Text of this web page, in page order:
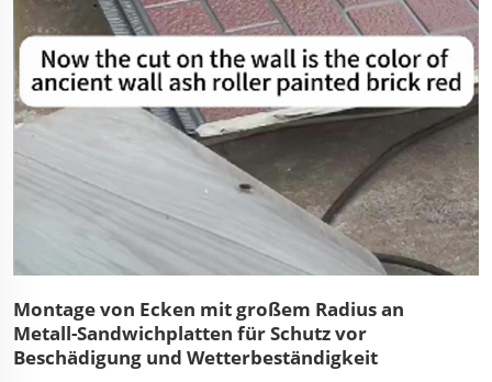
für verschiedene Anwendungen beeinflussen.
Montage von Ecken mit großem Radius an
Metall-Sandwichplatten für Schutz vor
Beschädigung und Wetterbeständigkeit